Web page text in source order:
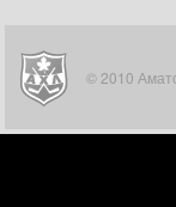
© 2010